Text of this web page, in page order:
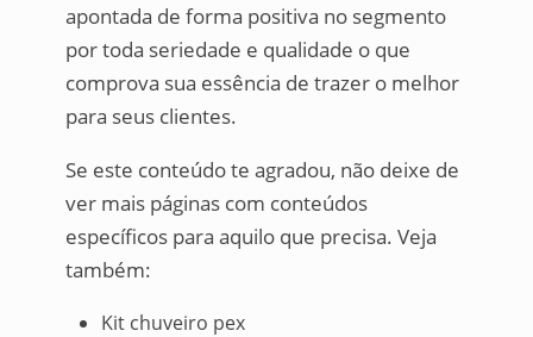
apontada de forma positiva no segmento
por toda seriedade e qualidade o que
comprova sua essência de trazer o melhor
para seus clientes.
Se este conteúdo te agradou, não deixe de
ver mais páginas com conteúdos
específicos para aquilo que precisa. Veja
também:
Kit chuveiro pex